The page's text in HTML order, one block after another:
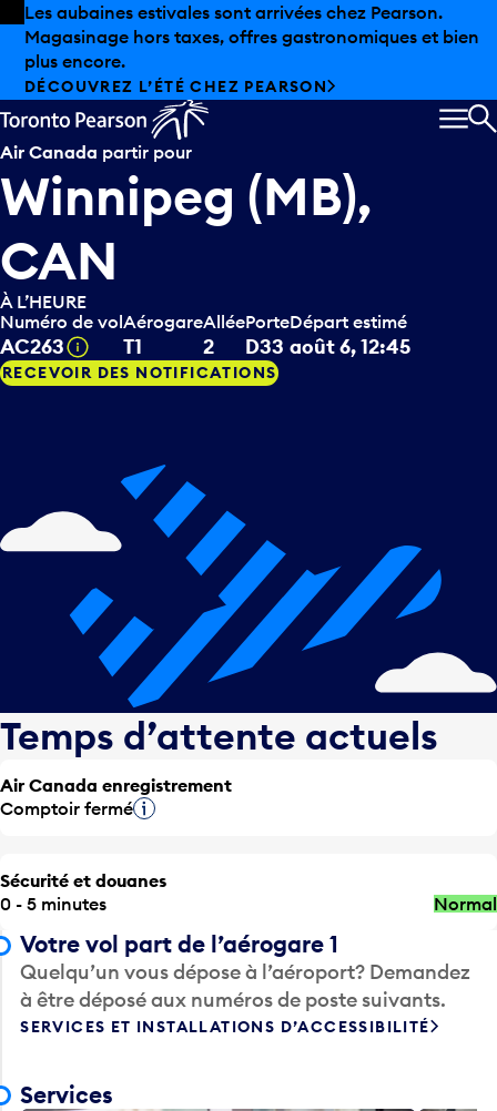
Skip to offers
Passer au contenu principal
Les aubaines estivales sont arrivées chez Pearson.
Magasinage hors taxes, offres gastronomiques et bien
plus encore.
DÉCOUVREZ L’ÉTÉ CHEZ PEARSON
Air Canada partir pour
Winnipeg (MB),
CAN
À L’HEURE
Numéro de vol
AC263 Infobulle
Aérogare
T1
Allée
2
Porte
D33
Départ estimé
août 6, 12:45
RECEVOIR DES NOTIFICATIONS
Temps d’attente actuels
Air Canada enregistrement
Comptoir ferméInfobulle
Sécurité et douanes
0 - 5 minutes
Normal
Votre vol part de l’aérogare 1
Quelqu’un vous dépose à l’aéroport? Demandez
à être déposé aux numéros de poste suivants.
SERVICES ET INSTALLATIONS D’ACCESSIBILITÉ
Services